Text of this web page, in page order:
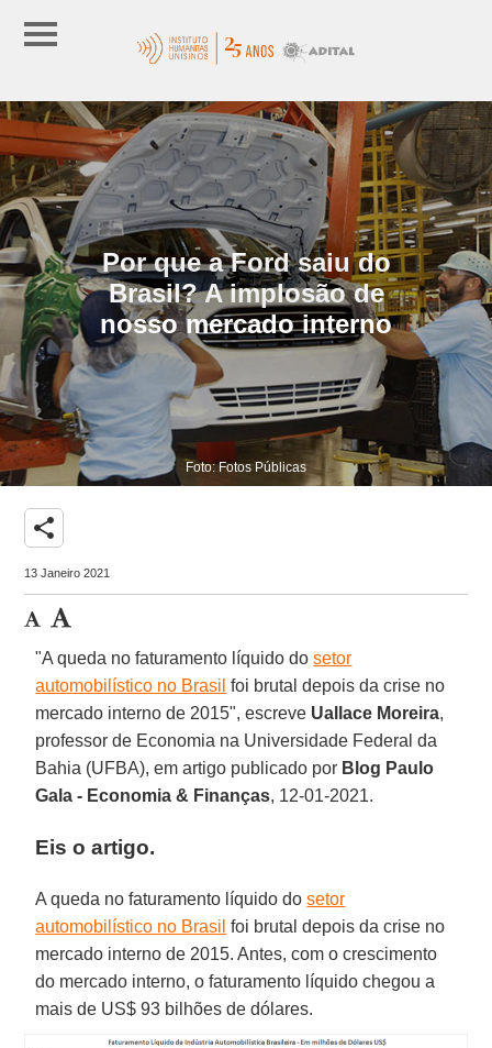
Por que a Ford saiu do
Brasil? A implosão de
nosso mercado interno
Foto: Fotos Públicas
share
13 Janeiro 2021
"A queda no faturamento líquido dosetor
automobilístico no Brasil foi brutal depois da crise no
mercado interno de 2015", escreve Uallace Moreira,
professor de Economia na Universidade Federal da
Bahia (UFBA), em artigo publicado por Blog Paulo
Gala - Economia & Finanças, 12-01-2021.
Eis o artigo.
A queda no faturamento líquido dosetor
automobilístico no Brasil foi brutal depois da crise no
mercado interno de 2015. Antes, com o crescimento
do mercado interno, o faturamento líquido chegou a
mais de US$ 93 bilhões de dólares.